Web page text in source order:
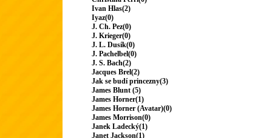
Ivan Hlas(2)
Iyaz(0)
J. Ch. Pez(0)
J. Krieger(0)
J. L. Dusík(0)
J. Pachelbel(0)
J. S. Bach(2)
Jacques Brel(2)
Jak se budí princezny(3)
James Blunt (5)
James Horner(1)
James Horner (Avatar)(0)
James Morrison(0)
Janek Ladecký(1)
Janet Jackson(1)